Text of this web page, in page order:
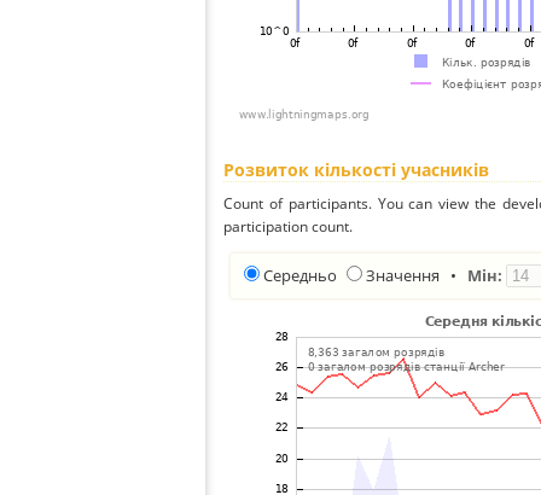
Розвиток кількості учасників
Count of participants. You can view the
participation count.
Середньо Значення • Мін: